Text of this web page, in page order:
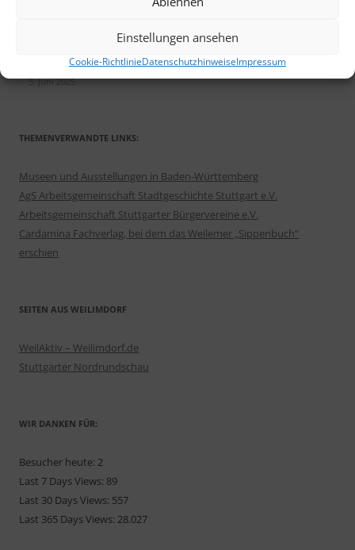
Einstellungen ansehen
Cookie-RichtlinieDatenschutzhinweiseImpressum
Weilimdorfer Heimatblatt Nr. 51 befasst sich mit der Wolfbusch-
Draußenkunst – Spaziergänge in Weilimdorf
Einladung zur MATINÉE am 22. Juni 2025: „G’schichta ond Sprüch’ „
5. Juni 2025
THEMENVERWANDTE LINKS:
Museen und Ausstellungen in Baden-Württemberg
AgS Arbeitsgemeinschaft Stadtgeschichte Stuttgart e.V.
Arbeitsgemeinschaft Stuttgarter Bürgervereine e.V.
Cardamina Fachverlag, bei dem das Weilemer „Sippenbuch“
erschien
SEITEN AUS WEILIMDORF
WeilAktiv – Weilimdorf.de
Stuttgarter Nordrundschau
WIR DANKEN FÜR:
Besucher heute: 2
Last 7 Days Views: 89
Last 30 Days Views: 557
Last 365 Days Views: 28.027